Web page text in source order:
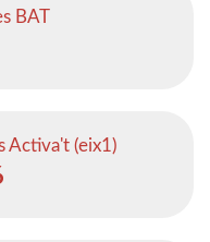
BAT
Activa't (eix1)